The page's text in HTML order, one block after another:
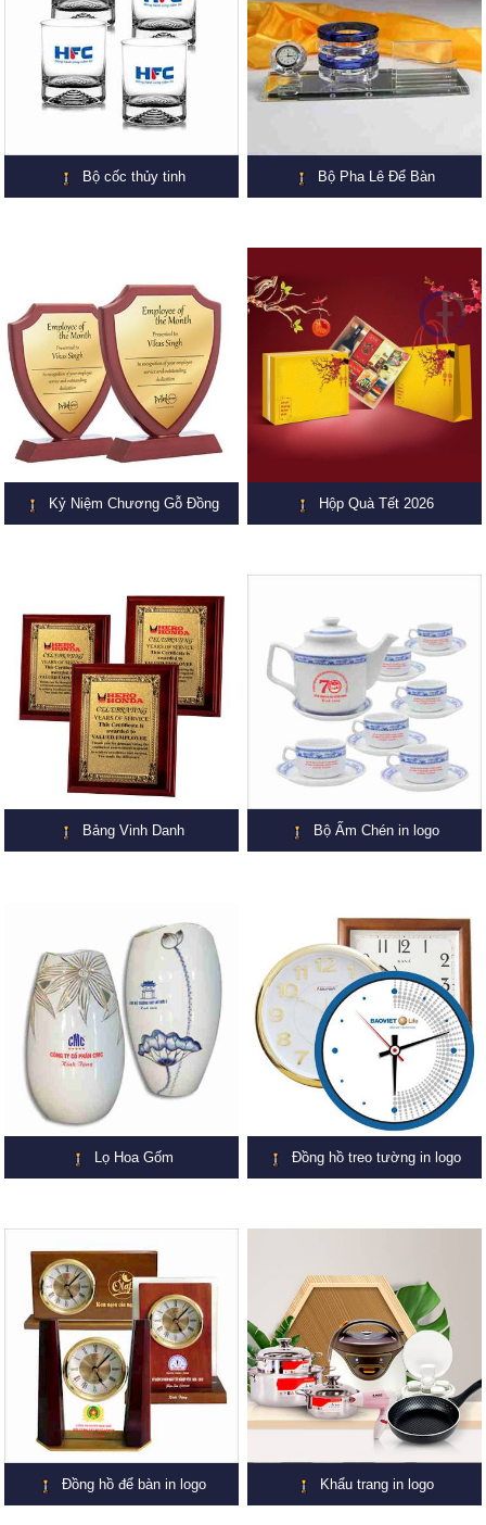
Bộ cốc thủy tinh Bộ Pha Lê Để Bàn
Kỷ Niệm Chương Gỗ Đồng Hộp Quà Tết 2026
Bảng Vinh Danh Bộ Ấm Chén in logo
Lọ Hoa Gốm Đồng hồ treo tường in logo
Đồng hồ để bàn in logo Khẩu trang in logo